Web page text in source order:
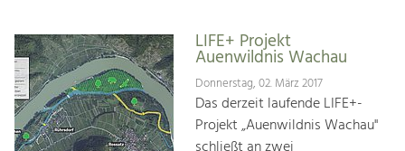
LIFE+ Projekt
Auenwildnis Wachau
Donnerstag, 02. März 2017
Das derzeit laufende LIFE+-
Projekt „Auenwildnis Wachau"